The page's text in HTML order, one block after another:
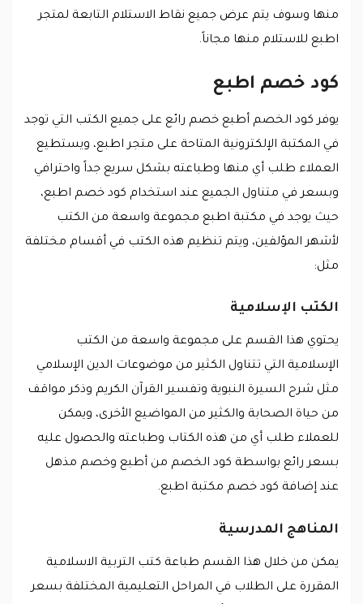
منها وسوف يتم عرض جميع نقاط الاستلام التابعة لمتجر
اطبع للاستلام منها مجاناً.
كود خصم اطبع
يوفر كود الخصم أطبع خصم رائع على جميع الكتب التي توجد
في المكتبة الإلكترونية المتاحة على متجر اطبع، ويستطيع
العملاء طلب أي منها وطباعته بشكل سريع جداً واحترافي
وبسعر في متناول الجميع عند استخدام كود خصم اطبع،
حيث يوجد في مكتبة اطبع مجموعة واسعة من الكتب
لأشهر المؤلفين، ويتم تنظيم هذه الكتب في أقسام مختلفة
مثل:
الكتب الإسلامية
يحتوي هذا القسم على مجموعة واسعة من الكتب
الإسلامية التي تتناول الكثير من موضوعات الدين الإسلامي
مثل شرح السيرة النبوية وتفسير القرآن الكريم وذكر مواقف
من حياة الصحابة والكثير من المواضيع الأخرى، ويمكن
للعملاء طلب أي من هذه الكتاب وطباعته والحصول عليه
بسعر رائع بواسطة كود الخصم من أطبع وخصم مذهل
عند إضافة كود خصم مكتبة اطبع.
المناهج المدرسية
يمكن من خلال هذا القسم طباعة كتب التربية الاسلامية
المقررة على الطلاب في المراحل التعليمية المختلفة بسعر